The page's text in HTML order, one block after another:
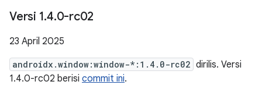
Versi 1.4.0-rc02
23 April 2025
androidx.window:window-*:1.4.0-rc02 dirilis. Versi
1.4.0-rc02 berisi commit ini.